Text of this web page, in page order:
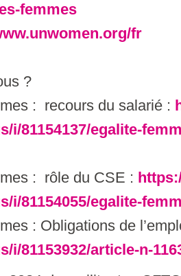
femmes
fr
?
: recours du salarié :
i/81154137/egalite-
: rôle du CSE :
i/81154055/egalite-
: Obligations de
i/81153932/article-n-